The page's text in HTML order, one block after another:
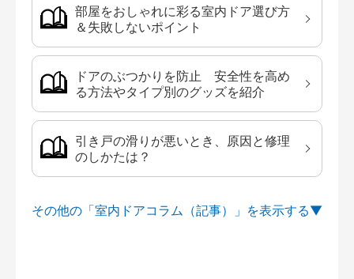
部屋をおしゃれに彩る室内ドア選び方
＆失敗しないポイント
ドアのぶつかりを防止 安全性を高め
る方法やタイプ別のグッズを紹介
引き戸の滑りが悪いとき、原因と修理
のしかたは？
その他の「室内ドアコラム（記事）」を